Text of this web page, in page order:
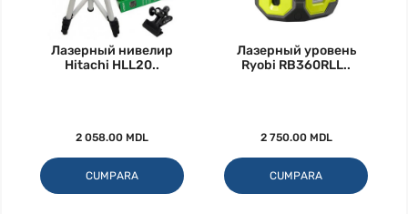
Лазерный нивелир
Hitachi HLL20..
2 058.00 MDL
CUMPARA
Лазерный уровень
Ryobi RB360RLL..
2 750.00 MDL
CUMPARA